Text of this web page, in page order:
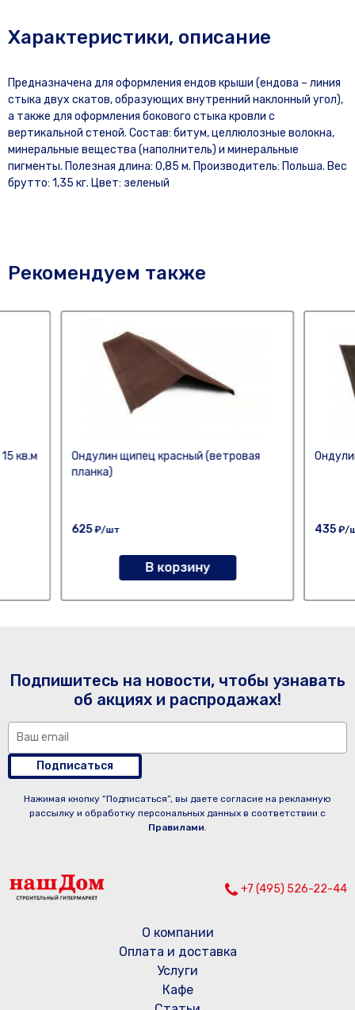
Характеристики, описание
Предназначена для оформления ендов крыши (ендова – линия
стыка двух скатов, образующих внутренний наклонный угол),
а также для оформления бокового стыка кровли с
вертикальной стеной. Состав: битум, целлюлозные волокна,
минеральные вещества (наполнитель) и минеральные
пигменты. Полезная длина: 0,85 м. Производитель: Польша. Вес
брутто: 1,35 кг. Цвет: зеленый
Рекомендуем также
кв.м
Ондулин щипец красный (ветровая
планка)
625₽/шт
В корзину
435 ₽/
Подпишитесь на новости, чтобы узнавать
об акциях и распродажах!
Подписаться
Нажимая кнопку “Подписаться”, вы даете согласие на рекламную
рассылку и обработку персональных данных в соответствии с
Правилами.
+7 (495) 526-22-44
О компании
Оплата и доставка
Услуги
Кафе